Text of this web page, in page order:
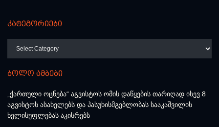
კატეგორიები
ბოლო ამბები
„ქართული ოცნება“ აგვისტოს ომის დაწყების თარიღად ისევ 8
აგვისტოს ასახელებს და პასუხისმგებლობას სააკაშვილის
ხელისუფლებას აკისრებს